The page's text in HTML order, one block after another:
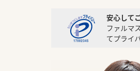
安心して
ファルマ
てプライ